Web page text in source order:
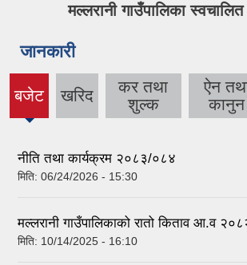
मल्लरानी गाउँपालिका स्वचालित
जानकारी
बजेट
(active
tab)
खरिद
कर तथा
शुल्क
ऐन
कानुन
नीति तथा कार्यक्रम २०८३/०८४
मिति: 06/24/2026 - 15:30
मल्लरानी गाउँपालिकाको रातो किताव आ.व
मिति: 10/14/2025 - 16:10